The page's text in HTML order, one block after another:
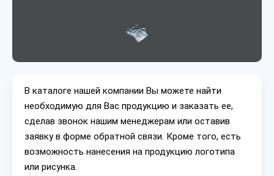
В каталоге нашей компании Вы можете найти
необходимую для Вас продукцию и заказать ее,
сделав звонок нашим менеджерам или оставив
заявку в форме обратной связи. Кроме того, есть
возможность нанесения на продукцию логотипа
или рисунка.